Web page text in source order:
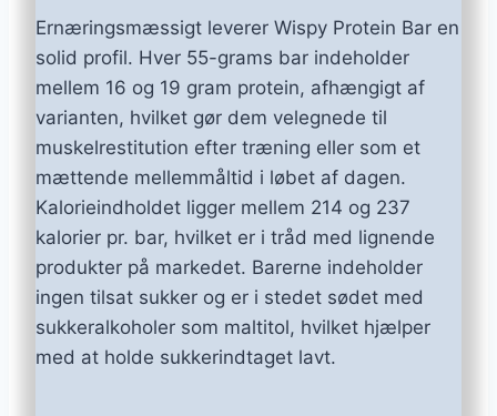
Ernæringsmæssigt leverer Wispy Protein Bar en
solid profil. Hver 55-grams bar indeholder
mellem 16 og 19 gram protein, afhængigt af
varianten, hvilket gør dem velegnede til
muskelrestitution efter træning eller som et
mættende mellemmåltid i løbet af dagen.
Kalorieindholdet ligger mellem 214 og 237
kalorier pr. bar, hvilket er i tråd med lignende
produkter på markedet. Barerne indeholder
ingen tilsat sukker og er i stedet sødet med
sukkeralkoholer som maltitol, hvilket hjælper
med at holde sukkerindtaget lavt.